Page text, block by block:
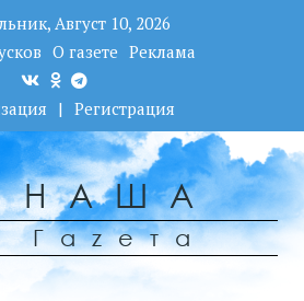
Август 10, 2026
О газете Реклама
| Регистрация
НАША
Гаzета